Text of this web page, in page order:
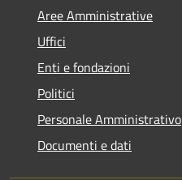
Aree Amministrative
Uffici
Enti e fondazioni
Politici
Personale Amministrativo
Documenti e dati